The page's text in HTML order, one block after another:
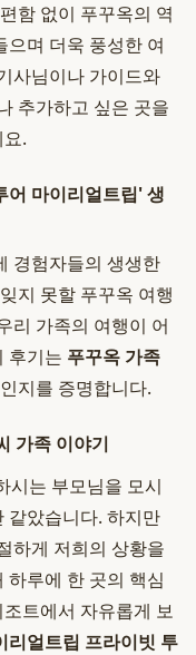
함 없이 푸꾸옥의 역
며 더욱 풍성한 여
사님이나 가이드와
추가하고 싶은 곳을
.
어 마이리얼트립' 생
경험자들의 생생한
지 못할 푸꾸옥 여행
리 가족의 여행이 어
후기는 푸꾸옥 가족
지를 증명합니다.
가족 이야기
시는 부모님을 모시
같았습니다. 하지만
하게 저희의 상황을
하루에 한 곳의 핵심
트에서 자유롭게 보
리얼트립 프라이빗 투